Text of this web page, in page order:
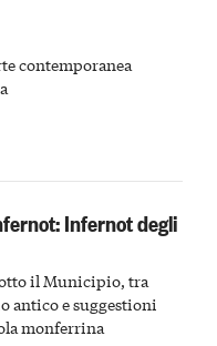
contemporanea
Infernot degli
il Municipio, tra
antico e suggestioni
monferrina